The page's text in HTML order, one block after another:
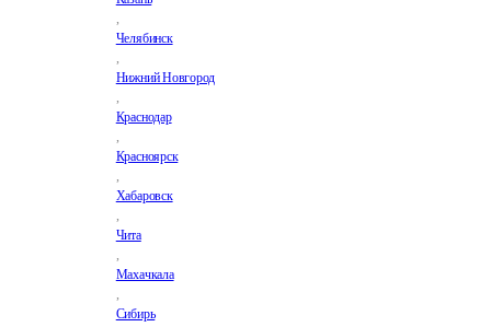
,
Челябинск
,
Нижний Новгород
,
Краснодар
,
Красноярск
,
Хабаровск
,
Чита
,
Махачкала
,
Сибирь